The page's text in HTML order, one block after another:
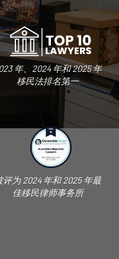
年、2024 年和 2025 年
移民法排名第一
评为 2024 年和 2025 年最
佳移民律师事务所